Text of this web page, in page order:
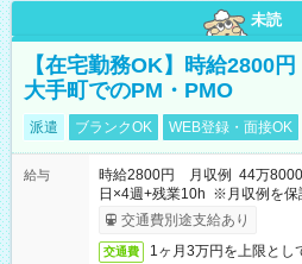
未読
【在宅勤務OK】時給2800
大手町でのPM・PMO
派遣 ブランクOK WEB登録・面接OK
給与
時給2800円 月収例 44万
日×4週+残業10h ※月収例を保
交通費別途支給あり
交通費 1ヶ月3万円を上限とし